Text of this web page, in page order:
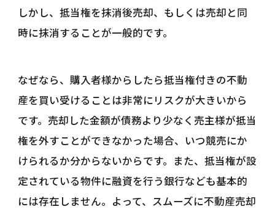
しかし、抵当権を抹消後売却、もしくは売却と同
時に抹消することが一般的です。
なぜなら、購入者様からしたら抵当権付きの不動
産を買い受けることは非常にリスクが大きいから
です。売却した金額が債務より少なく売主様が抵当
権を外すことができなかった場合、いつ競売にか
けられるか分からないからです。また、抵当権が設
定されている物件に融資を行う銀行なども基本的
には存在しません。よって、スムーズに不動産売却